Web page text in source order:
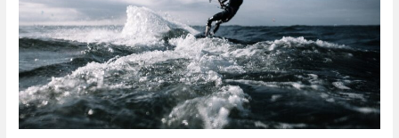
Die
beliebtesten
Freizeitbeschäftigung
im
Wasser